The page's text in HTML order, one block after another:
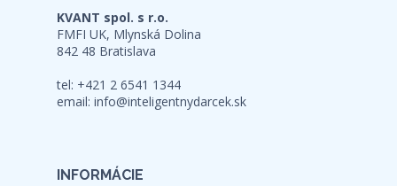
KVANT spol. s r.o.
FMFI UK, Mlynská Dolina
842 48 Bratislava
tel: +421 2 6541 1344
email: info@inteligentnydarcek.sk
INFORMÁCIE